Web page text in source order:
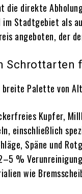
die direkte
Stadtgebiet als
angeboten, der
Schrottarten
Palette von
Kupfer,
einschließlich
Späne und
%
wie